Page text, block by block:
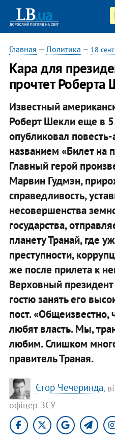
Главная — Политика — 18
Кара для
прочтет Роберта
Известный
Роберт Шекли еще в
опубликовал
названием «Билет на
Главный герой
Марвин Гудмэн,
справедливость,
несовершенства
государства,
планету Транай, где
преступности,
же после прилета к
Верховный
гостю занять его
пост.
любят власть. Мы,
любим. Слишком
правитель Траная.
Єгор Чечеринда,
офіцер ЗСУ